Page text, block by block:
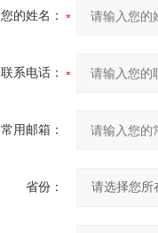
您的姓名：
联系电话：
常用邮箱：
省份：